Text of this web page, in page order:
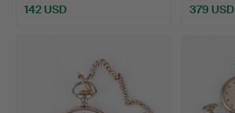
142 USD 379 USD